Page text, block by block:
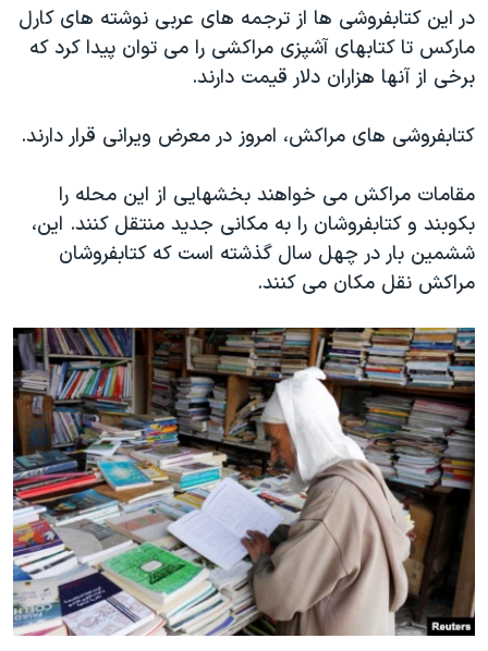
چهل سال گروگان‌گیری
قانون شفافیت دارائی کادر رهبری ایران
اعتراضات مردمی آبان ۹۸
اسرائیل در جنگ
همایش محافظه‌کاران آمریکا «سی‌پک»
صفحه‌های ویژه
سفر پرزیدنت ترامپ به چین
در این کتابفروشی ها از ترجمه های عربی نوشته های کارل
مارکس تا کتابهای آشپزی مراکشی را می توان پیدا کرد که
برخی از آنها هزاران دلار قیمت دارند.
کتابفروشی های مراکش، امروز در معرض ویرانی قرار دارند.
مقامات مراکش می خواهند بخشهایی از این محله را
بکوبند و کتابفروشان را به مکانی جدید منتقل کنند. این،
ششمین بار در چهل سال گذشته است که کتابفروشان
مراکش نقل مکان می کنند.